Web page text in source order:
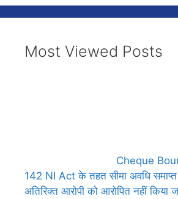
Most Viewed Posts
Cheque
142 NI Act के तहत सीमा अवधि समाप्त
अतिरिक्त आरोपी को आरोपित नहीं किया